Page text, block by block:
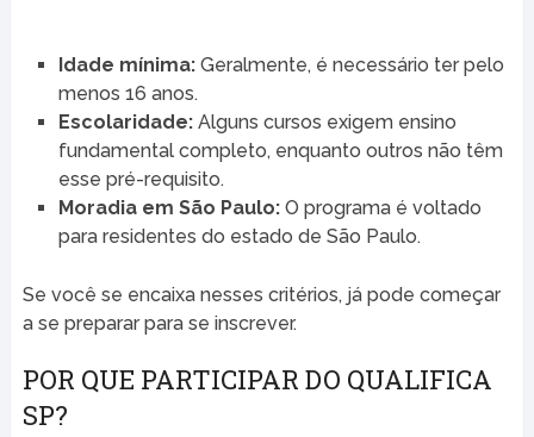
Idade mínima:Geralmente, é necessário ter pelo
menos 16 anos.
Escolaridade:Alguns cursos exigem ensino
fundamental completo, enquanto outros não têm
esse pré-requisito.
Moradia em São Paulo:O programa é voltado
para residentes do estado de São Paulo.
Se você se encaixa nesses critérios, já pode começar
a se preparar para se inscrever.
POR QUE PARTICIPAR DO QUALIFICA
SP?